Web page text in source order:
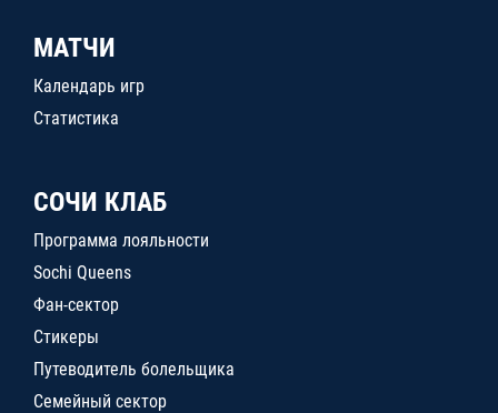
МАТЧИ
Календарь игр
Статистика
СОЧИ КЛАБ
Программа лояльности
Sochi Queens
Фан-сектор
Стикеры
Путеводитель болельщика
Семейный сектор